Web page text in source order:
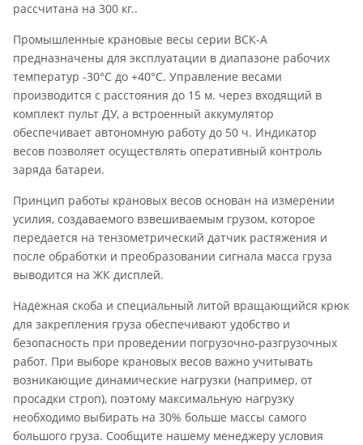
рассчитана на 300 кг..
Промышленные крановые весы серии ВСК-А
предназначены для эксплуатации в диапазоне рабочих
температур -30°С до +40°С. Управление весами
производится с расстояния до 15 м. через входящий в
комплект пульт ДУ, а встроенный аккумулятор
обеспечивает автономную работу до 50 ч. Индикатор
весов позволяет осуществлять оперативный контроль
заряда батареи.
Принцип работы крановых весов основан на измерении
усилия, создаваемого взвешиваемым грузом, которое
передается на тензометрический датчик растяжения и
после обработки и преобразовании сигнала масса груза
выводится на ЖК дисплей.
Надёжная скоба и специальный литой вращающийся крюк
для закрепления груза обеспечивают удобство и
безопасность при проведении погрузочно-разгрузочных
работ. При выборе крановых весов важно учитывать
возникающие динамические нагрузки (например, от
просадки строп), поэтому максимальную нагрузку
необходимо выбирать на 30% больше массы самого
большого груза. Сообщите нашему менеджеру условия